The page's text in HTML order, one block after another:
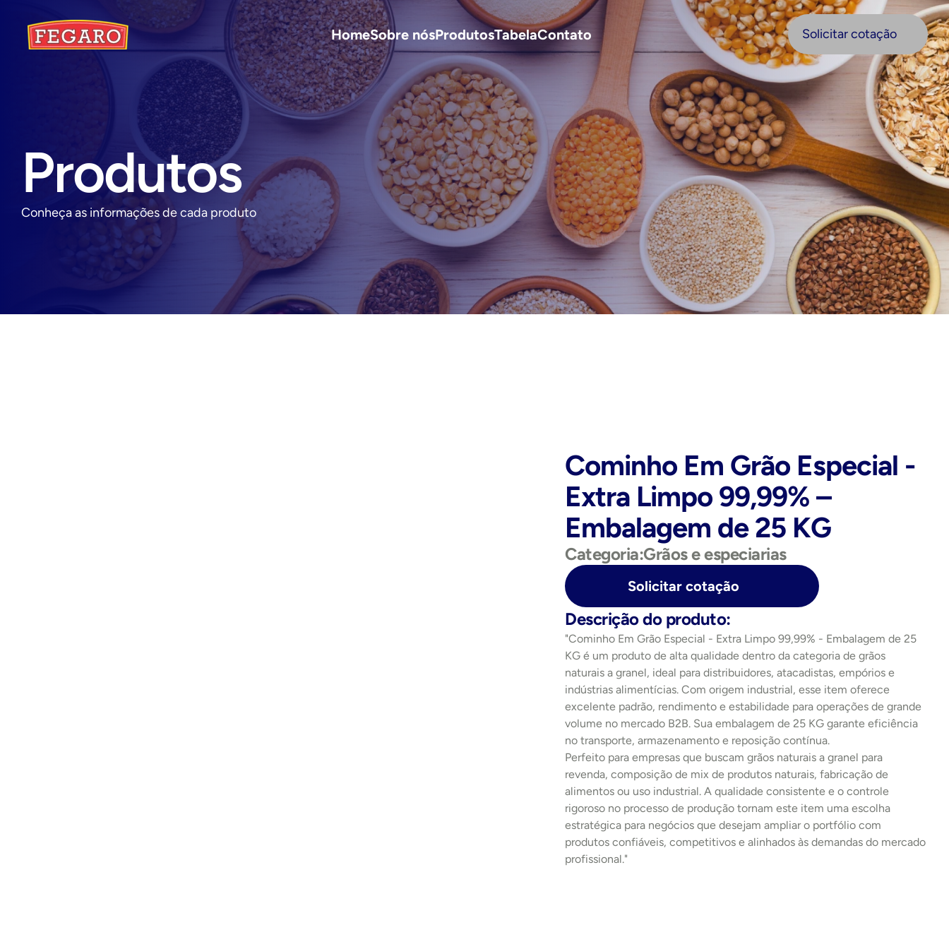
HomeSobre nósProdutosTabelaContato Solicitar cotação
Solicitar cotação
Produtos
Conheça as informações de cada produto
Cominho Em Grão Especial -
Extra Limpo 99,99% –
Embalagem de 25 KG
Categoria:Grãos e especiarias
Solicitar cotação
Descrição do produto:
"Cominho Em Grão Especial - Extra Limpo 99,99% - Embalagem de 25
KG é um produto de alta qualidade dentro da categoria de grãos
naturais a granel, ideal para distribuidores, atacadistas, empórios e
indústrias alimentícias. Com origem industrial, esse item oferece
excelente padrão, rendimento e estabilidade para operações de grande
volume no mercado B2B. Sua embalagem de 25 KG garante eficiência
no transporte, armazenamento e reposição contínua.
Perfeito para empresas que buscam grãos naturais a granel para
revenda, composição de mix de produtos naturais, fabricação de
alimentos ou uso industrial. A qualidade consistente e o controle
rigoroso no processo de produção tornam este item uma escolha
estratégica para negócios que desejam ampliar o portfólio com
produtos confiáveis, competitivos e alinhados às demandas do mercado
profissional."